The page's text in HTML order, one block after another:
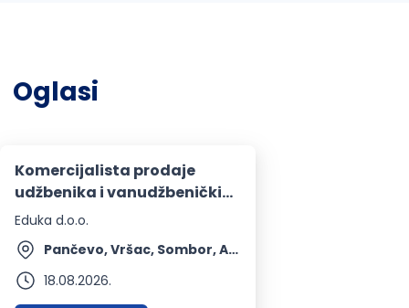
Oglasi
Komercijalista prodaje
udžbenika i vanudžbeničkih
izdanja
Eduka d.o.o.
Pančevo, Vršac, Sombor, Apatin, Kula + 4 mesta | Terenski rad
18.08.2026.